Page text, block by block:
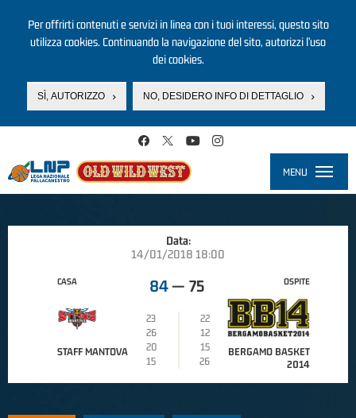
Per offrirti contenuti e servizi in linea con i tuoi interessi, questo sito
utilizza cookies. Continuando la navigazione del sito, autorizzi l’uso
dei cookies.
SÌ, AUTORIZZO NO, DESIDERO INFO DI DETTAGLIO
MENU
Data:
14/01/2018 18:00
CASA
STAFF MANTOVA
84 — 75
23
22
26
12
20
15
15
26
OSPITE
BERGAMO BASKET
2014